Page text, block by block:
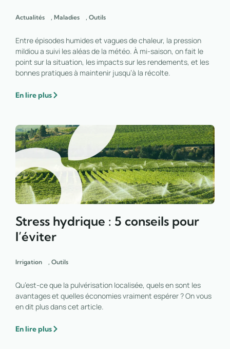
Actualités ,Maladies ,Outils
Entre épisodes humides et vagues de chaleur, la pression
mildiou a suivi les aléas de la météo. À mi-saison, on fait le
point sur la situation, les impacts sur les rendements, et les
bonnes pratiques à maintenir jusqu’à la récolte.
En lire plus
Stress hydrique : 5 conseils pour
l’éviter
Irrigation ,Outils
Qu’est-ce que la pulvérisation localisée, quels en sont les
avantages et quelles économies vraiment espérer ? On vous
en dit plus dans cet article.
En lire plus